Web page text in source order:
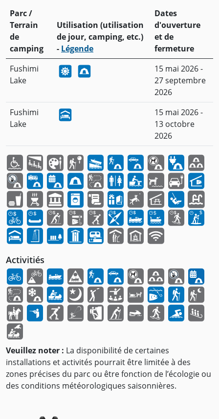
Parc /
Terrain
de
camping
Utilisation (utilisation
de jour, camping, etc.)
- Légende
Dates
d'ouverture
et de
fermeture
Fushimi
Lake
15 mai 2026 -
27 septembre
2026
Fushimi
Lake
15 mai 2026 -
13 octobre
2026
Activitiés
Veuillez noter : La disponibilité de certaines
installations et activités pourrait être limitée à des
zones précises du parc ou être fonction de l’écologie ou
des conditions météorologiques saisonnières.